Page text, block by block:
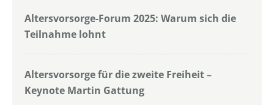
Altersvorsorge-Forum 2025: Warum sich die
Teilnahme lohnt
Altersvorsorge für die zweite Freiheit –
Keynote Martin Gattung